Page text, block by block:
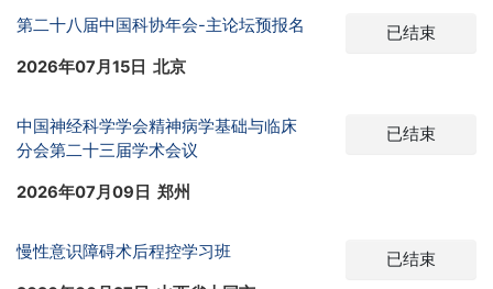
第二十八届中国科协年会-主论坛预报名
2026年07月15日 北京
已结束
中国神经科学学会精神病学基础与临床
分会第二十三届学术会议
2026年07月09日 郑州
已结束
慢性意识障碍术后程控学习班 已结束